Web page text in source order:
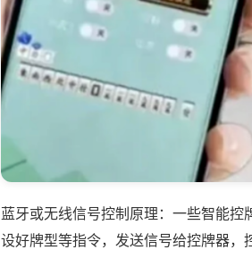
蓝牙或无线信号控制原理：一些智能
设好牌型等指令，发送信号给控牌器